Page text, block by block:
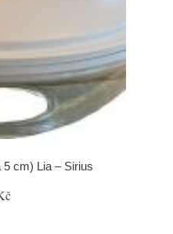
cm) Lia – Sirius